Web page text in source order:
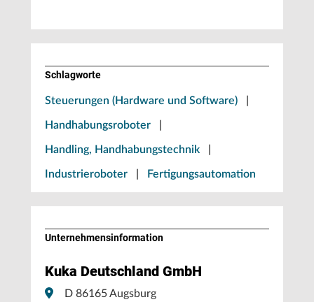
Schlagworte
Steuerungen (Hardware und Software)
Handhabungsroboter
Handling, Handhabungstechnik
Industrieroboter Fertigungsautomation
Unternehmens­information
Kuka Deutschland GmbH
D 86165 Augsburg